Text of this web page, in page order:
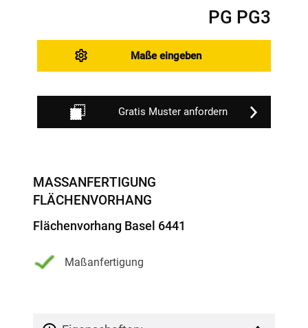
MASSANFERTIGUNG F
LÄCHENVORHANG
Flächenvorhang Basel 6441
Maßanfertigung
PG PG3
Maße eingeben
Gratis Muster anfordern